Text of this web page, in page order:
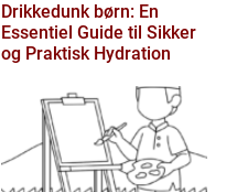
Drikkedunk børn: En
Essentiel Guide til Sikker
og Praktisk Hydration